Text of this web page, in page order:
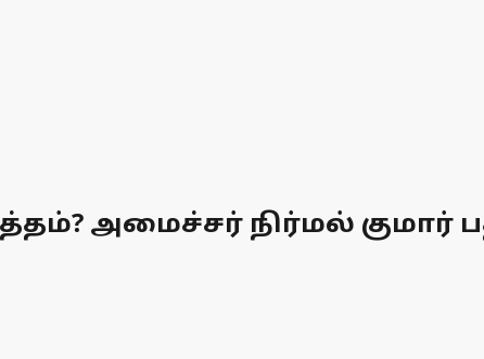
அமைச்சர் நிர்மல் குமார்